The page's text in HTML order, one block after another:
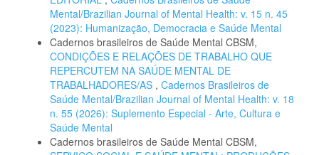
Mental/Brazilian Journal of Mental Health: v. 15 n. 45
(2023): Humanização, Democracia e Saúde Mental
Cadernos brasileiros de Saúde Mental CBSM,
CONDIÇÕES E RELAÇÕES DE TRABALHO QUE
REPERCUTEM NA SAÚDE MENTAL DE
TRABALHADORES/AS , Cadernos Brasileiros de
Saúde Mental/Brazilian Journal of Mental Health: v. 18
n. 55 (2026): Suplemento Especial - Arte, Cultura e
Saúde Mental
Cadernos brasileiros de Saúde Mental CBSM,